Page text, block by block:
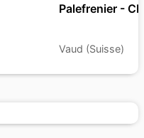
Palefrenier -
Vaud (Suisse)